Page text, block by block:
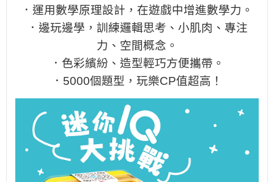
．運用數學原理設計，在遊戲中增進數學力。
．邊玩邊學，訓練邏輯思考、小肌肉、專注
力、空間概念。
．色彩繽紛、造型輕巧方便攜帶。
．5000個題型，玩樂CP值超高！